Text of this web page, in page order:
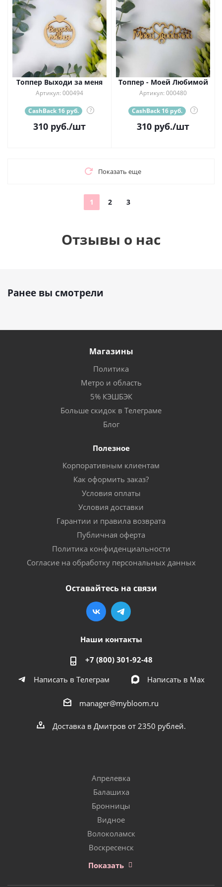
Топпер Выходи за меня
Артикул: 000494
CashBack 16 руб. ?
310 руб./шт
Топпер - Моей Любимой
Артикул: 000480
CashBack 16 руб. ?
310 руб./шт
Показать еще
1 2 3
Отзывы о нас
Ранее вы смотрели
Магазины
Политика
Метро и область
5% КЭШБЭК
Больше скидок в Телеграме
Блог
Полезное
Корпоративным клиентам
Как оформить заказ?
Условия оплаты
Условия доставки
Гарантии и правила возврата
Публичная оферта
Политика конфиденциальности
Согласие на обработку персональных данных
Оставайтесь на связи
Наши контакты
+7 (800) 301-92-48
Написать в Телеграм
Написать в Мах
manager@mybloom.ru
Доставка в Дмитров от 2350 рублей.
Апрелевка
Балашиха
Бронницы
Видное
Волоколамск
Воскресенск
Показать